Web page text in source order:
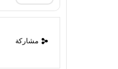
مشاركة